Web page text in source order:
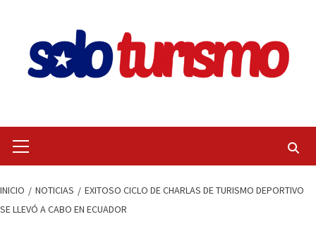
contenido
primario
INICIO NOTICIAS
EXITOSO CICLO DE CHARLAS DE TURISMO DEPORTIVO
SE LLEVÓ A CABO EN ECUADOR